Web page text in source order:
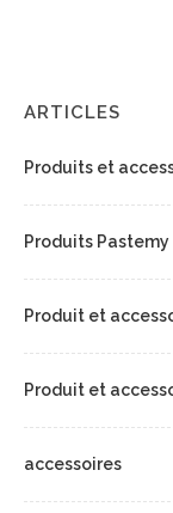
ARTICLES
Produits et
Produits
Produit et
Produit et
accessoires